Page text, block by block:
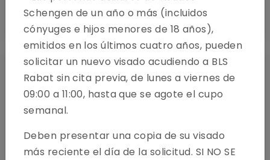
Schengen de un año o más (incluidos
cónyuges e hijos menores de 18 años),
emitidos en los últimos cuatro años, pueden
solicitar un nuevo visado acudiendo a BLS
Rabat sin cita previa, de lunes a viernes de
09:00 a 11:00, hasta que se agote el cupo
semanal.
Deben presentar una copia de su visado
más reciente el día de la solicitud. SI NO SE
Reserve una cita